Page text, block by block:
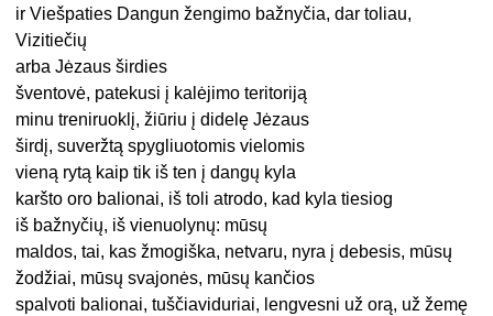
ir Viešpaties Dangun žengimo bažnyčia, dar toliau,
Vizitiečių
arba Jėzaus širdies
šventovė, patekusi į kalėjimo teritoriją
minu treniruoklį, žiūriu į didelę Jėzaus
širdį, suveržtą spygliuotomis vielomis
vieną rytą kaip tik iš ten į dangų kyla
karšto oro balionai, iš toli atrodo, kad kyla tiesiog
iš bažnyčių, iš vienuolynų: mūsų
maldos, tai, kas žmogiška, netvaru, nyra į debesis, mūsų
žodžiai, mūsų svajonės, mūsų kančios
spalvoti balionai, tuščiaviduriai, lengvesni už orą, už žemę